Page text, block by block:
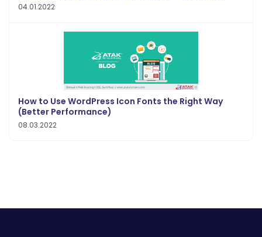
04.01.2022
How to Use WordPress Icon Fonts the Right Way
(Better Performance)
08.03.2022